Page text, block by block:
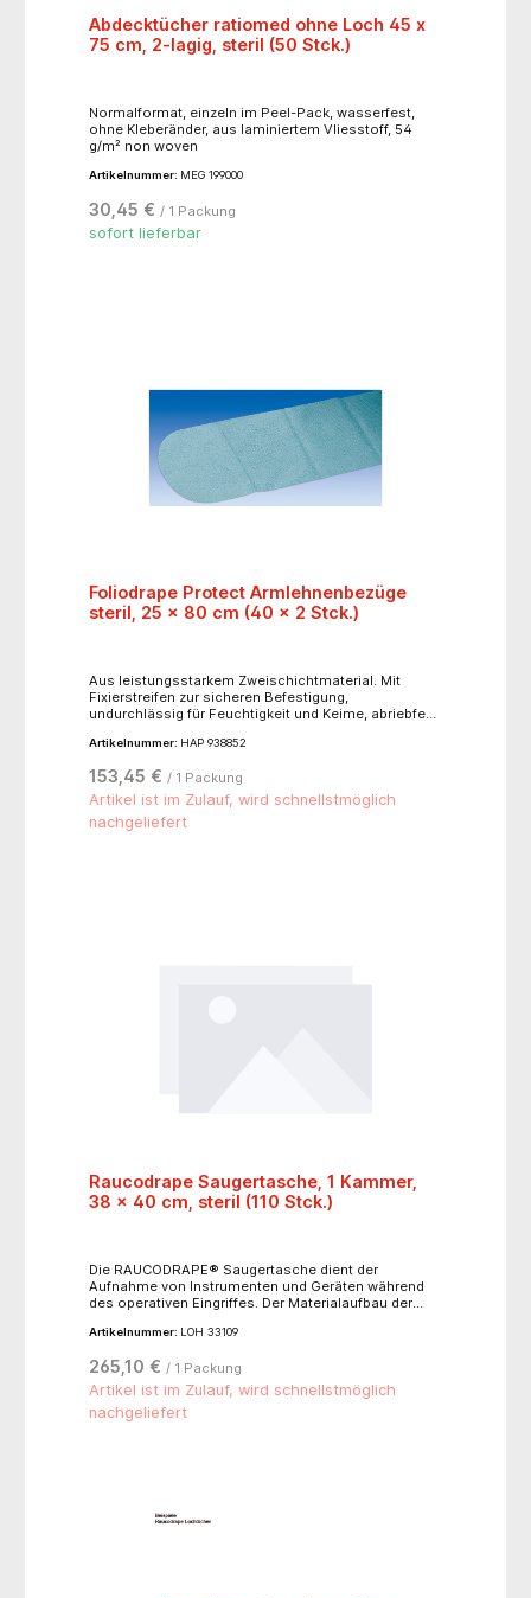
Abdecktücher ratiomed ohne Loch 45 x
75 cm, 2-lagig, steril (50 Stck.)
Normalformat, einzeln im Peel-Pack, wasserfest,
ohne Kleberänder, aus laminiertem Vliesstoff, 54
g/m² non woven
Artikelnummer: MEG 199000
30,45 € / 1 Packung
sofort lieferbar
Foliodrape Protect Armlehnenbezüge
steril, 25 x 80 cm (40 x 2 Stck.)
Aus leistungsstarkem Zweischichtmaterial. Mit
Fixierstreifen zur sicheren Befestigung,
undurchlässig für Feuchtigkeit und Keime, abriebfest
Artikelnummer: HAP 938852
153,45 € / 1 Packung
Artikel ist im Zulauf, wird schnellstmöglich
nachgeliefert
Raucodrape Saugertasche, 1 Kammer,
38 x 40 cm, steril (110 Stck.)
Die RAUCODRAPE® Saugertasche dient der
Aufnahme von Instrumenten und Geräten während
des operativen Eingriffes. Der Materialaufbau der
Durchdringen von Flüssigkeiten und Bakterien auf
Polyethylenfolie als Barriere gegen Mikroorganismen
dient.- einseitig mit Kleberand zur Fixierung an der
Patienten- oder Inventarabdeckung- einzeln steril
verpackt- latexfrei
Artikelnummer: LOH 33109
265,10 € / 1 Packung
Artikel ist im Zulauf, wird schnellstmöglich
nachgeliefert